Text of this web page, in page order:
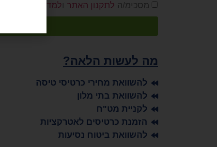
מסכימ/ה לתקנון האתר ולמדיניות פרטיות
מה לעשות הלאה?
להשוואת מחירי כרטיסי טיסה
להשוואת בתי מלון
לקניית מט"ח
הזמנת כרטיסים לאטרקציות
להשוואת ביטוח נסיעות